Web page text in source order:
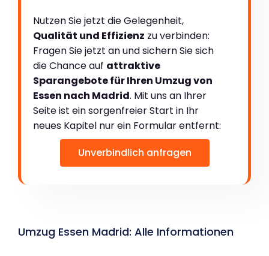
Nutzen Sie jetzt die Gelegenheit,
Qualität und Effizienz zu verbinden:
Fragen Sie jetzt an und sichern Sie sich
die Chance auf attraktive
Sparangebote für Ihren Umzug von
Essen nach Madrid. Mit uns an Ihrer
Seite ist ein sorgenfreier Start in Ihr
neues Kapitel nur ein Formular entfernt:
Unverbindlich anfragen
Umzug Essen Madrid: Alle Informationen